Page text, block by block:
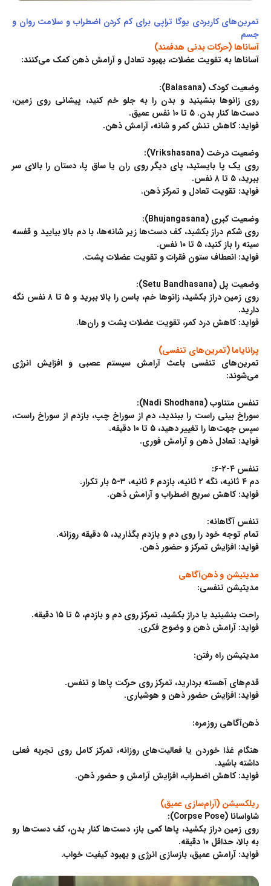
تمرین‌های کاربردی یوگا تراپی برای کم کردن اضطراب و سلامت روان و
جسم
آساناها (حرکات بدنی هدفمند)
آساناها به تقویت عضلات، بهبود تعادل و آرامش ذهن کمک می‌کنند:
وضعیت کودک (Balasana):
روی زانوها بنشینید و بدن را به جلو خم کنید، پیشانی روی زمین،
دست‌ها کنار بدن. ۵ تا ۱۰ نفس عمیق.
فواید: کاهش تنش کمر و شانه، آرامش ذهن.
وضعیت درخت (Vrikshasana):
روی یک پا بایستید، پای دیگر روی ران یا ساق پا، دستان را بالای سر
ببرید، ۵ تا ۸ نفس.
فواید: تقویت تعادل و تمرکز ذهن.
وضعیت کبری (Bhujangasana):
روی شکم دراز بکشید، کف دست‌ها زیر شانه‌ها، با دم بالا بیایید و قفسه
سینه را باز کنید، ۵ تا ۱۰ نفس.
فواید: انعطاف ستون فقرات و تقویت عضلات پشت.
وضعیت پل (Setu Bandhasana):
روی زمین دراز بکشید، زانوها خم، باسن را بالا ببرید و ۵ تا ۸ نفس نگه
دارید.
فواید: کاهش درد کمر، تقویت عضلات پشت و ران‌ها.
پرانایاما (تمرین‌های تنفسی)
تمرین‌های تنفسی باعث آرامش سیستم عصبی و افزایش انرژی
می‌شوند:
تنفس متناوب (Nadi Shodhana):
سوراخ بینی راست را ببندید، دم از سوراخ چپ، بازدم از سوراخ راست،
سپس جهت‌ها را تغییر دهید، ۵ تا ۱۰ دقیقه.
فواید: تعادل ذهن و آرامش فوری.
تنفس ۴-۲-۶:
دم ۴ ثانیه، نگه ۲ ثانیه، بازدم ۶ ثانیه، ۳-۵ بار تکرار.
فواید: کاهش سریع اضطراب و آرامش ذهن.
تنفس آگاهانه:
تمام توجه خود را روی دم و بازدم بگذارید، ۵ دقیقه روزانه.
فواید: افزایش تمرکز و حضور ذهن.
مدیتیشن و ذهن‌آگاهی
مدیتیشن تنفسی:
راحت بنشینید یا دراز بکشید، تمرکز روی دم و بازدم، ۵ تا ۱۵ دقیقه.
فواید: آرامش ذهن و وضوح فکری.
مدیتیشن راه رفتن:
قدم‌های آهسته بردارید، تمرکز روی حرکت پاها و تنفس.
فواید: افزایش حضور ذهن و هوشیاری.
ذهن‌آگاهی روزمره:
هنگام غذا خوردن یا فعالیت‌های روزانه، تمرکز کامل روی تجربه فعلی
داشته باشید.
فواید: کاهش اضطراب، افزایش آرامش و حضور ذهن.
ریلکسیشن (آرام‌سازی عمیق)
شاواسانا (Corpse Pose):
روی زمین دراز بکشید، پاها کمی باز، دست‌ها کنار بدن، کف دست‌ها رو
به بالا، حداقل ۱۰ دقیقه.
فواید: آرامش عمیق، بازسازی انرژی و بهبود کیفیت خواب.